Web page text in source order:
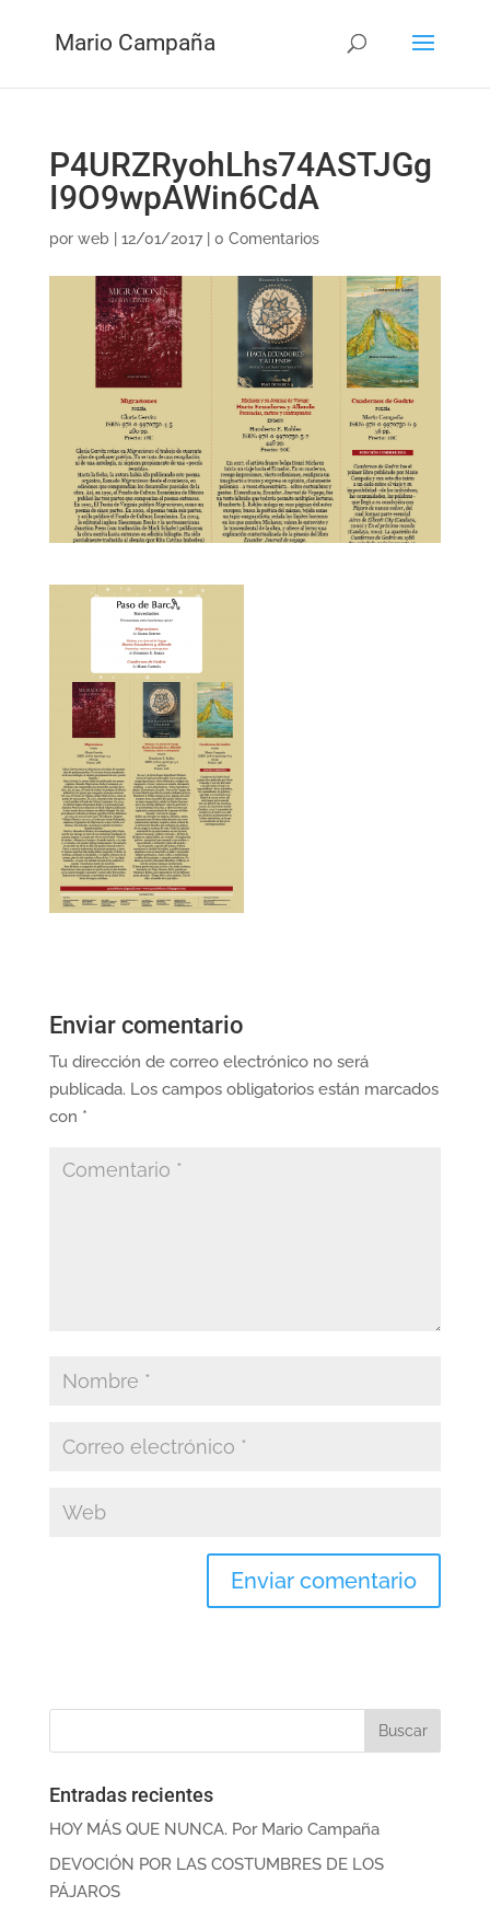
Mario Campaña
P4URZRyohLhs74ASTJGg
I9O9wpAWin6CdA
por web| 12/01/2017| 0 Comentarios
Enviar comentario
Tu dirección de correo electrónico no será
publicada. Los campos obligatorios están marcados
con *
Entradas recientes
HOY MÁS QUE NUNCA. Por Mario Campaña
DEVOCIÓN POR LAS COSTUMBRES DE LOS
PÁJAROS